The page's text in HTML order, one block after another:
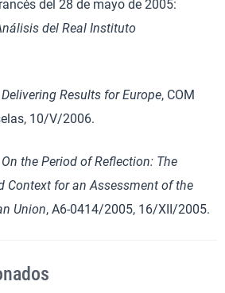
del 28 de mayo de 2005:
del Real Instituto
Results for Europe, COM
10/V/2006.
On the Period of Reflection: The
Context for an Assessment of the
Union, A6-0414/2005, 16/XII/2005.